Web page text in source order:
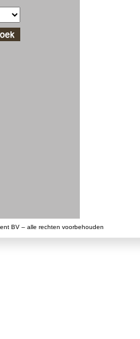
BV – alle rechten voorbehouden